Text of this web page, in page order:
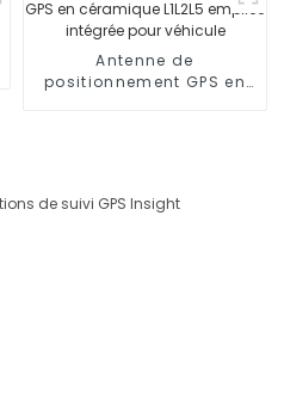
Antenne de
positionnement GPS en